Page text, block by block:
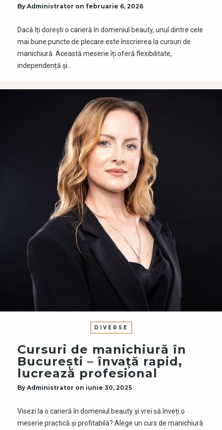
By Administrator on februarie 6, 2026
Dacă îți dorești o carieră în domeniul beauty, unul dintre cele
mai bune puncte de plecare este înscrierea la cursuri de
manichiură. Această meserie îți oferă flexibilitate,
independență și…
DIVERSE
Cursuri de manichiură în
București – învață rapid,
lucrează profesional
By Administrator on iunie 30, 2025
Visezi la o carieră în domeniul beauty și vrei să înveți o
meserie practică și profitabilă? Alege un curs de manichiură